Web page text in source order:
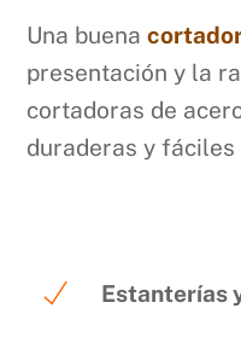
Una buena
presentación y la
cortadoras de
duraderas y fáciles
Estanterías